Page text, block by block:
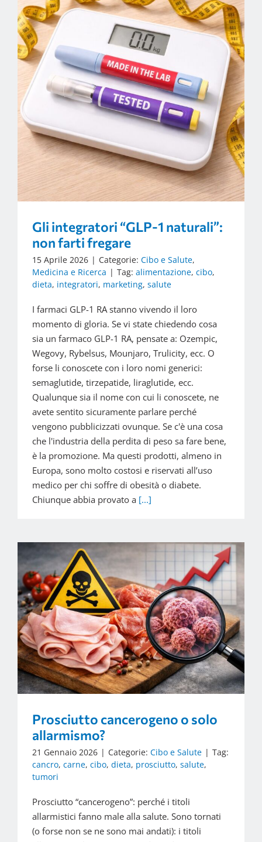
Gli integratori “GLP-1 naturali”:
non farti fregare
15 Aprile 2026 | Categorie: Cibo e Salute,
Medicina e Ricerca | Tag: alimentazione, cibo,
dieta, integratori, marketing, salute
I farmaci GLP-1 RA stanno vivendo il loro
momento di gloria. Se vi state chiedendo cosa
sia un farmaco GLP-1 RA, pensate a: Ozempic,
Wegovy, Rybelsus, Mounjaro, Trulicity, ecc. O
forse li conoscete con i loro nomi generici:
semaglutide, tirzepatide, liraglutide, ecc.
Qualunque sia il nome con cui li conoscete, ne
avete sentito sicuramente parlare perché
vengono pubblicizzati ovunque. Se c'è una cosa
che l'industria della perdita di peso sa fare bene,
è la promozione. Ma questi prodotti, almeno in
Europa, sono molto costosi e riservati all’uso
medico per chi soffre di obesità o diabete.
Chiunque abbia provato a [...]
Prosciutto cancerogeno o solo
allarmismo?
21 Gennaio 2026 | Categorie: Cibo e Salute | Tag:
cancro, carne, cibo, dieta, prosciutto, salute,
tumori
Prosciutto “cancerogeno”: perché i titoli
allarmistici fanno male alla salute. Sono tornati
(o forse non se ne sono mai andati): i titoli